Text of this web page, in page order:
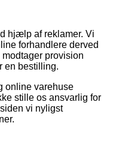
hjælp af reklamer. Vi
forhandlere derved
provision
en bestilling.
online varehuse
stille os ansvarlig for
vi nyligst